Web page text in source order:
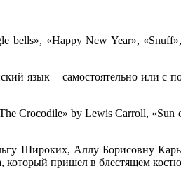
bells», «Happy New Year»,
язык – самостоятельно или с
Crocodile» by Lewis Carroll, «Sun
Широких, Аллу Борисовну
который пришел в блестящем